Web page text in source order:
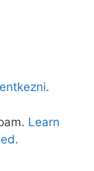
.
Learn